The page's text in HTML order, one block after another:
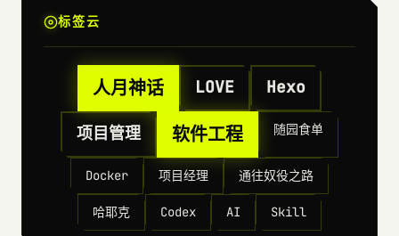
标签云
人月神话 LOVE Hexo
项目管理 软件工程 随园食单
Docker 项目经理 通往奴役之路
哈耶克 Codex AI Skill